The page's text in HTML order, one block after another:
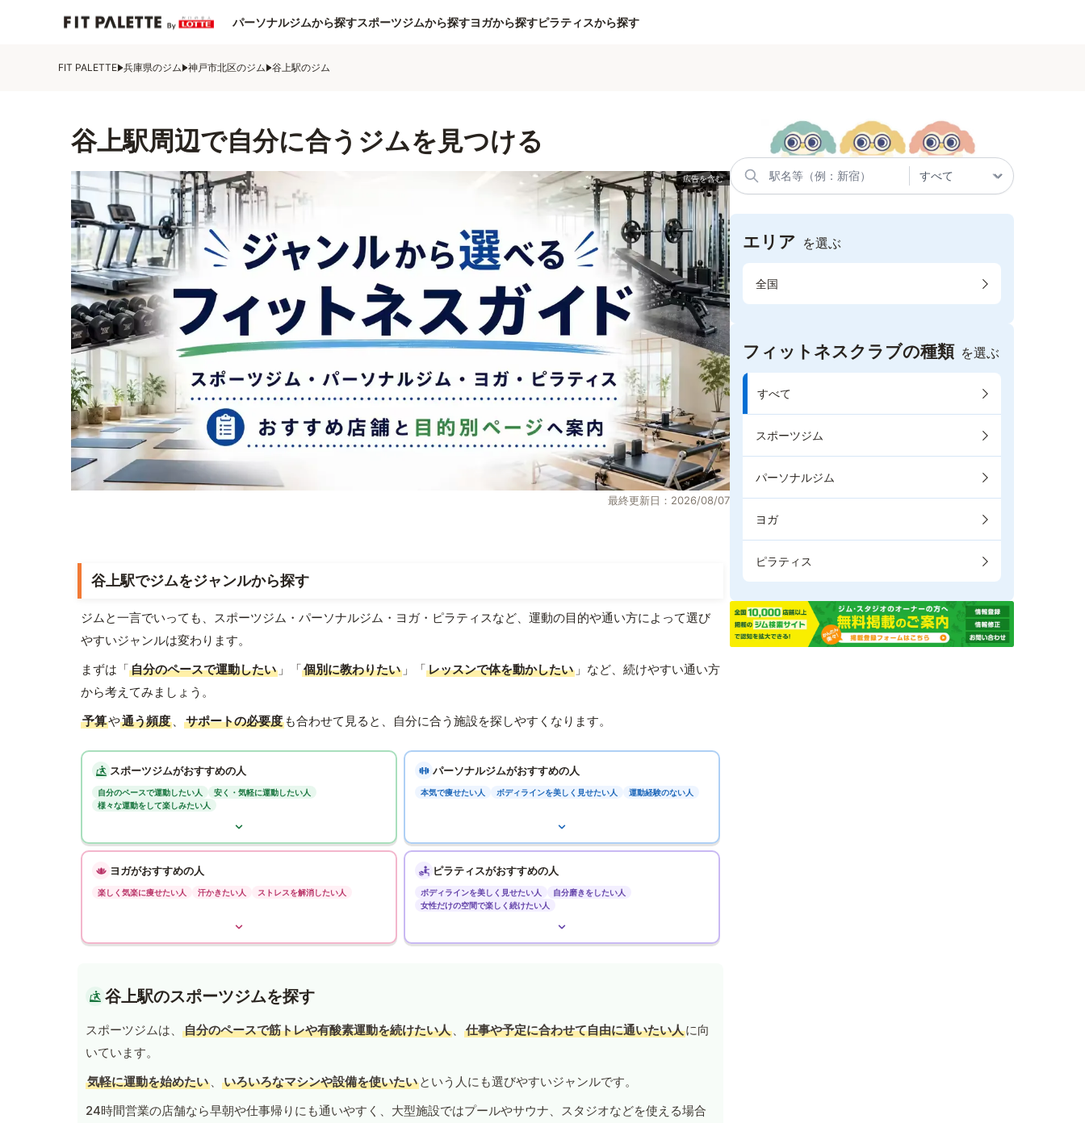
パーソナルジムから探すスポーツジムから探すヨガから探すピラティスから探す
FIT PALETTE 兵庫県のジム 神戸市北区のジム 谷上駅のジム
谷上駅周辺で自分に合うジムを見つける
最終更新日：2026/08/07
谷上駅でジムをジャンルから探す
ジムと一言でいっても、スポーツジム・パーソナルジム・ヨガ・ピラティスなど、運動の目的や通い方によって選び
やすいジャンルは変わります。
まずは「自分のペースで運動したい 」「個別に教わりたい 」「レッスンで体を動かしたい 」など、続けやすい通い方
から考えてみましょう。
予算や通う頻度 、 サポートの必要度 も合わせて見ると、自分に合う施設を探しやすくなります。
スポーツジムがおすすめの人
自分のペースで運動したい人
安く・気軽に運動したい人
様々な運動をして楽しみたい人
パーソナルジムがおすすめの人
本気で痩せたい人 ボディラインを美しく見せたい人 運動経験のない人
ヨガがおすすめの人
楽しく気楽に痩せたい人 汗かきたい人 ストレスを解消したい人
ピラティスがおすすめの人
ボディラインを美しく見せたい人
自分磨きをしたい人
女性だけの空間で楽しく続けたい人
谷上駅のスポーツジムを探す
スポーツジムは、 自分のペースで筋トレや有酸素運動を続けたい人 、 仕事や予定に合わせて自由に通いたい人に向
いています。
気軽に運動を始めたい 、 いろいろなマシンや設備を使いたい という人にも選びやすいジャンルです。
24時間営業の店舗なら早朝や仕事帰りにも通いやすく、大型施設ではプールやサウナ、スタジオなどを使える場合
エリア を選ぶ
全国
フィットネスクラブの種類 を選ぶ
すべて
スポーツジム
パーソナルジム
ヨガ
ピラティス